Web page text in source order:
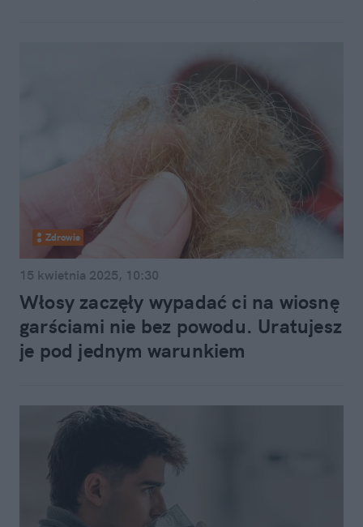
Zdrowie
15 kwietnia 2025, 10:30
Włosy zaczęły wypadać ci na wiosnę
garściami nie bez powodu. Uratujesz
je pod jednym warunkiem